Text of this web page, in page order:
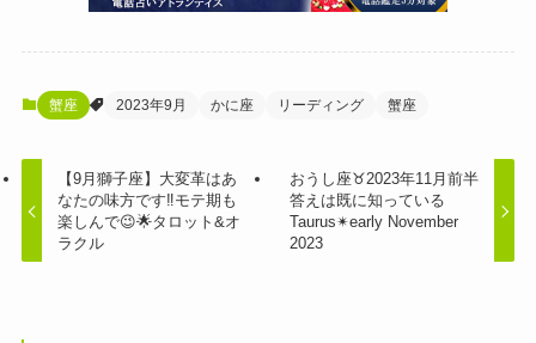
蟹座 2023年9月 かに座 リーディング 蟹座
【9月獅子座】大変革はあ
なたの味方です‼️モテ期も
楽しんで😉🌟タロット&オ
ラクル
おうし座♉︎2023年11月前半
答えは既に知っている
Taurus✴︎early November
2023